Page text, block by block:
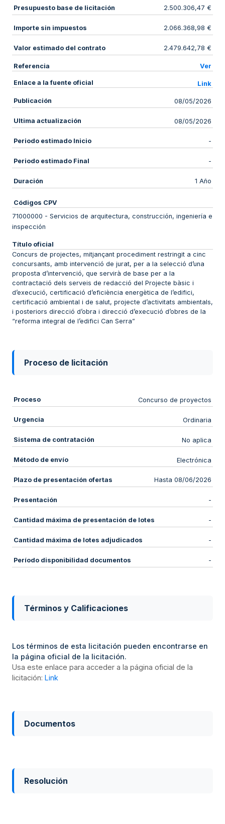
Presupuesto base de licitación 2.500.306,47 €
Importe sin impuestos 2.066.368,98 €
Valor estimado del contrato 2.479.642,78 €
Referencia Ver
Enlace a la fuente oficial Link
Publicación 08/05/2026
Ultima actualización 08/05/2026
Periodo estimado Inicio -
Periodo estimado Final -
Duración 1 Año
Códigos CPV
71000000 - Servicios de arquitectura, construcción, ingeniería e
inspección
Título oficial
Concurs de projectes, mitjançant procediment restringit a cinc
concursants, amb intervenció de jurat, per a la selecció d’una
proposta d’intervenció, que servirà de base per a la
contractació dels serveis de redacció del Projecte bàsic i
d’execució, certificació d’eficiència energètica de l’edifici,
certificació ambiental i de salut, projecte d’activitats ambientals,
i posteriors direcció d’obra i direcció d’execució d’obres de la
“reforma integral de l’edifici Can Serra”
Proceso de licitación
Proceso Concurso de proyectos
Urgencia Ordinaria
Sistema de contratación No aplica
Método de envío Electrónica
Plazo de presentación ofertas Hasta 08/06/2026
Presentación -
Cantidad máxima de presentación de lotes -
Cantidad máxima de lotes adjudicados -
Período disponibilidad documentos -
Términos y Calificaciones
Los términos de esta licitación pueden encontrarse en
la página oficial de la licitación.
Usa este enlace para acceder a la página oficial de la
licitación: Link
Documentos
Resolución